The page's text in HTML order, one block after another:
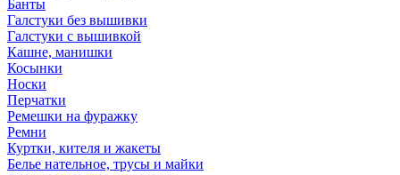
Банты
Галстуки без вышивки
Галстуки с вышивкой
Кашне, манишки
Косынки
Носки
Перчатки
Ремешки на фуражку
Ремни
Куртки, кителя и жакеты
Белье нательное, трусы и майки